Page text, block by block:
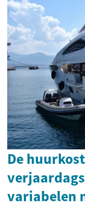
De
variabelen